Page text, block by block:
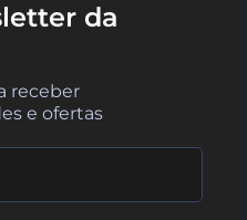
da
receber
e ofertas